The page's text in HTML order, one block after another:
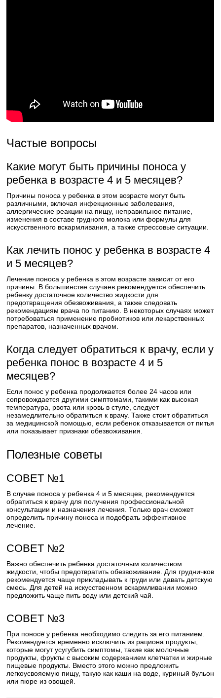
Частые вопросы
Какие могут быть причины поноса у
ребенка в возрасте 4 и 5 месяцев?
Причины поноса у ребенка в этом возрасте могут быть
различными, включая инфекционные заболевания,
аллергические реакции на пищу, неправильное питание,
изменения в составе грудного молока или формулы для
искусственного вскармливания, а также стрессовые ситуации.
Как лечить понос у ребенка в возрасте 4
и 5 месяцев?
Лечение поноса у ребенка в этом возрасте зависит от его
причины. В большинстве случаев рекомендуется обеспечить
ребенку достаточное количество жидкости для
предотвращения обезвоживания, а также следовать
рекомендациям врача по питанию. В некоторых случаях может
потребоваться применение пробиотиков или лекарственных
препаратов, назначенных врачом.
Когда следует обратиться к врачу, если у
ребенка понос в возрасте 4 и 5
месяцев?
Если понос у ребенка продолжается более 24 часов или
сопровождается другими симптомами, такими как высокая
температура, рвота или кровь в стуле, следует
незамедлительно обратиться к врачу. Также стоит обратиться
за медицинской помощью, если ребенок отказывается от питья
или показывает признаки обезвоживания.
Полезные советы
СОВЕТ №1
В случае поноса у ребенка 4 и 5 месяцев, рекомендуется
обратиться к врачу для получения профессиональной
консультации и назначения лечения. Только врач сможет
определить причину поноса и подобрать эффективное
лечение.
СОВЕТ №2
Важно обеспечить ребенка достаточным количеством
жидкости, чтобы предотвратить обезвоживание. Для грудничков
рекомендуется чаще прикладывать к груди или давать детскую
смесь. Для детей на искусственном вскармливании можно
предложить чаще пить воду или детский чай.
СОВЕТ №3
При поносе у ребенка необходимо следить за его питанием.
Рекомендуется временно исключить из рациона продукты,
которые могут усугубить симптомы, такие как молочные
продукты, фрукты с высоким содержанием клетчатки и жирные
пищевые продукты. Вместо этого можно предложить
легкоусвояемую пищу, такую как каши на воде, куриный бульон
или пюре из овощей.